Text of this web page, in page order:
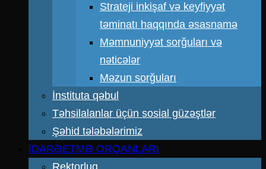
Strateji inkişaf və keyfiyyət
təminatı haqqında əsasnamə
Məmnuniyyət sorğuları və
nəticələr
Məzun sorğuları
İnstituta qəbul
Təhsilalanlar üçün sosial güzəştlər
Şəhid tələbələrimiz
İDARƏETMƏ ORQANLARI
Rektorluq